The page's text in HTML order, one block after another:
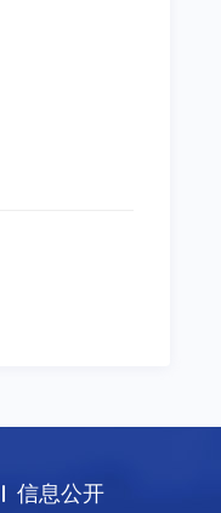
信息公开